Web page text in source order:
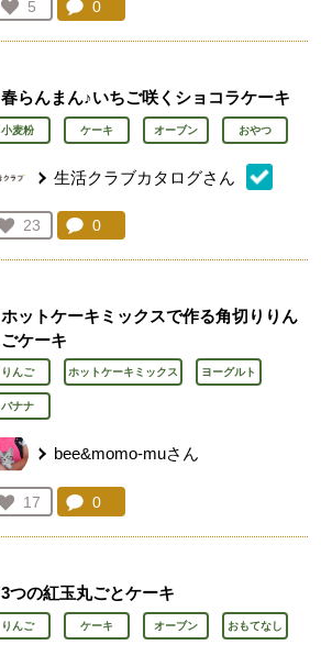
お気に入り登録：
5
人が登録
コメント：
0
春らんまん♪いちご咲くショコラケーキ
小麦粉 ケーキ オーブン おやつ
生活クラブカタログさん
お気に入り登録：
23
人が登録
コメント：
0
ホットケーキミックスで作る角切りりん
ごケーキ
りんご ホットケーキミックス ヨーグルト
バナナ
bee&momo-muさん
お気に入り登録：
17
人が登録
コメント：
0
3つの紅玉丸ごとケーキ
りんご ケーキ オーブン おもてなし